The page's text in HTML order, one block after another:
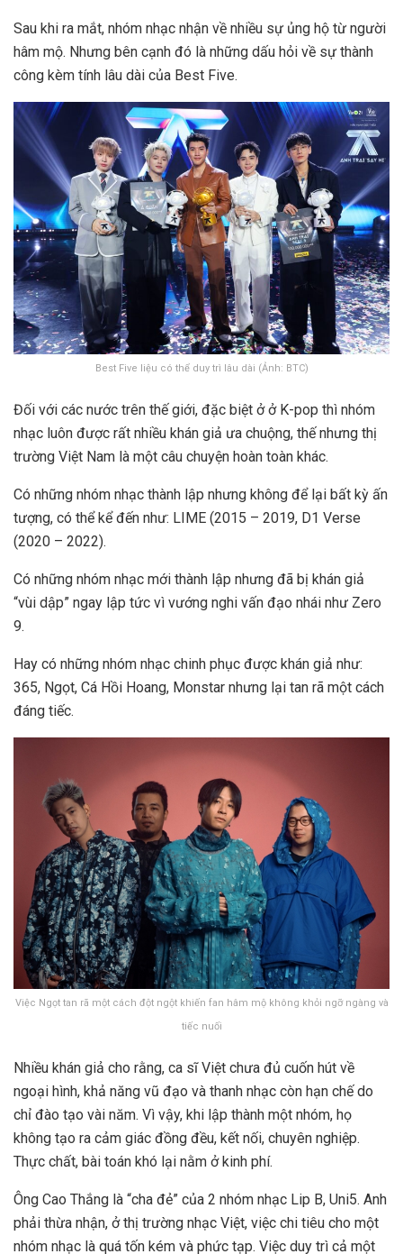
Sau khi ra mắt, nhóm nhạc nhận về nhiều sự ủng hộ từ người
hâm mộ. Nhưng bên cạnh đó là những dấu hỏi về sự thành
công kèm tính lâu dài của Best Five.
Best Five liệu có thể duy trì lâu dài (Ảnh: BTC)
Đối với các nước trên thế giới, đặc biệt ở ở K-pop thì nhóm
nhạc luôn được rất nhiều khán giả ưa chuộng, thế nhưng thị
trường Việt Nam là một câu chuyện hoàn toàn khác.
Có những nhóm nhạc thành lập nhưng không để lại bất kỳ ấn
tượng, có thể kể đến như: LIME (2015 – 2019, D1 Verse
(2020 – 2022).
Có những nhóm nhạc mới thành lập nhưng đã bị khán giả
“vùi dập” ngay lập tức vì vướng nghi vấn đạo nhái như Zero
9.
Hay có những nhóm nhạc chinh phục được khán giả như:
365, Ngọt, Cá Hồi Hoang, Monstar nhưng lại tan rã một cách
đáng tiếc.
Việc Ngọt tan rã một cách đột ngột khiến fan hâm mộ không khỏi ngỡ ngàng và
tiếc nuối
Nhiều khán giả cho rằng, ca sĩ Việt chưa đủ cuốn hút về
ngoại hình, khả năng vũ đạo và thanh nhạc còn hạn chế do
chỉ đào tạo vài năm. Vì vậy, khi lập thành một nhóm, họ
không tạo ra cảm giác đồng đều, kết nối, chuyên nghiệp.
Thực chất, bài toán khó lại nằm ở kinh phí.
Ông Cao Thắng là “cha đẻ” của 2 nhóm nhạc Lip B, Uni5. Anh
phải thừa nhận, ở thị trường nhạc Việt, việc chi tiêu cho một
nhóm nhạc là quá tốn kém và phức tạp. Việc duy trì cả một